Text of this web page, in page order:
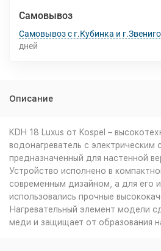
Самовывоз
Самовывоз с г.Кубинка и
дней
Описание
KDH 18 Luxus от Kospel –
водонагреватель с электрическим
предназначенный для настенной
Устройство исполнено в
современным дизайном, а для его
использовались прочные
Нагревательный элемент модели
меди и защищает от образования